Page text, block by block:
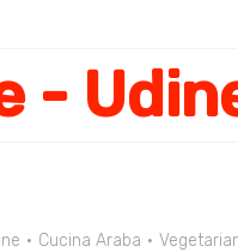
Cucina Araba